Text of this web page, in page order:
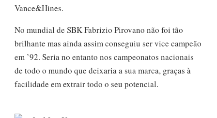
Vance&Hines.
No mundial de SBK Fabrizio Pirovano não foi tão
brilhante mas ainda assim conseguiu ser vice campeão
em ’92. Seria no entanto nos campeonatos nacionais
de todo o mundo que deixaria a sua marca, graças à
facilidade em extrair todo o seu potencial.